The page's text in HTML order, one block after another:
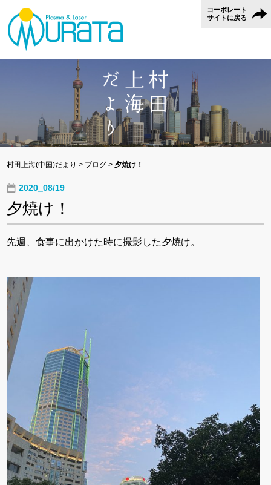
コーポレート
サイトに戻る
村田上海(中国)だより > ブログ > 夕焼け！
2020_08/19
夕焼け！
先週、食事に出かけた時に撮影した夕焼け。